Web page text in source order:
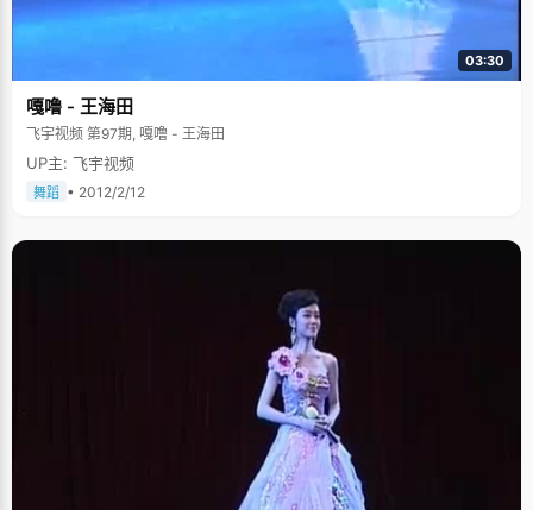
03:30
嘎噜 - 王海田
飞宇视频 第97期, 嘎噜 - 王海田
UP主: 飞宇视频
舞蹈 • 2012/2/12